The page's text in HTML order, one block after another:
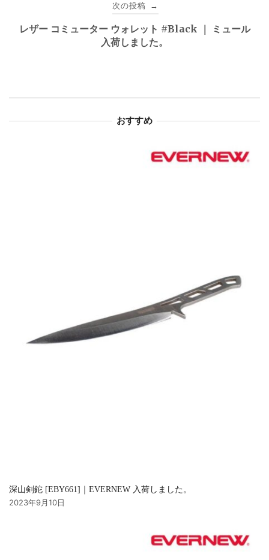
ゲ
次の投稿 →
レザー コミューター ウォレット #Black ｜ ミュール
入荷しました。
おすすめ
深山剣鉈 [EBY661]｜EVERNEW 入荷しました。
2023年9月10日